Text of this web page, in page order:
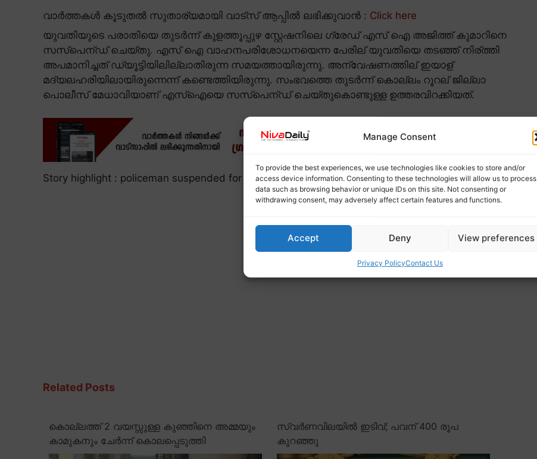
Manage Consent
To provide the best experiences, we use technologies like cookies to store and/or
access device information. Consenting to these technologies will allow us to process
data such as browsing behavior or unique IDs on this site. Not consenting or
withdrawing consent, may adversely affect certain features and functions.
Accept Deny View preferences
Privacy PolicyContact Us
വാർത്തകൾ കൂടുതൽ സുതാര്യമായി വാട്സ് ആപ്പിൽ ലഭിക്കുവാൻ : Click here
യുവതിയുടെ പരാതിയെ തുടർന്ന് കുളത്തൂപ്പുഴ സ്റ്റേഷനിലെ ഗ്രേഡ് എസ് ഐ അജിത്ത് കുമാറിനെ
സസ്പെന്ഡ് ചെയ്തു. എസ് ഐ വാഹനപരിശോധനയെന്ന പേരില് യുവതിയെ തടഞ്ഞ് നിര്ത്തി
അപമാനിച്ചത് ഡ്യൂട്ടിയിലില്ലാതിരുന്ന സമയത്തായിരുന്നു. അന്വേഷണത്തില് ഇയാള്
മദ്യലഹരിയിലായിരുന്നെന്ന് കണ്ടെത്തിയിരുന്നു. സംഭവത്തെ തുടർന്ന് കൊല്ലം റൂറല് ജില്ലാ
പൊലീസ് മേധാവിയാണ് എസ്ഐയെ സസ്പെന്ഡ് ചെയ്തുകൊണ്ടുള്ള ഉത്തരവിറക്കിയത്.
Story highlight : policeman suspended for misbehaving to scooter passenger.
Related Posts
കൊല്ലത്ത് 2 വയസ്സുള്ള കുഞ്ഞിനെ അമ്മയും
കാമുകനും ചേർന്ന് കൊലപ്പെടുത്തി
സ്വർണവിലയിൽ ഇടിവ്; പവന് 400 രൂപ
കുറഞ്ഞു